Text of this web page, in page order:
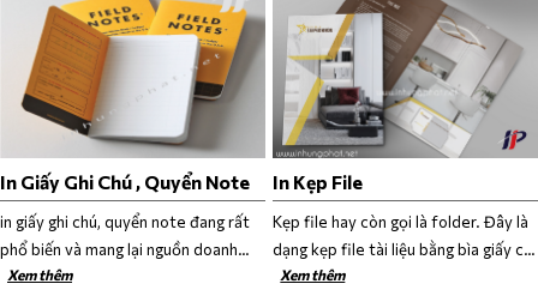
In Giấy Ghi Chú , Quyển Note
in giấy ghi chú, quyển note đang rất
phổ biến và mang lại nguồn doanh
thu lớn. Vì đây là hai vật dụng rất cần
Xem thêm
In Kẹp File
Kẹp file hay còn gọi là folder. Đây là
dạng kẹp file tài liệu bằng bìa giấy có
độ cứng dùng để chứa tài liệu. Folder
Xem thêm